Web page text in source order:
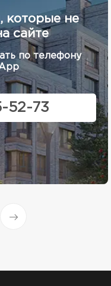
которые не
сайте
по телефону
52-73